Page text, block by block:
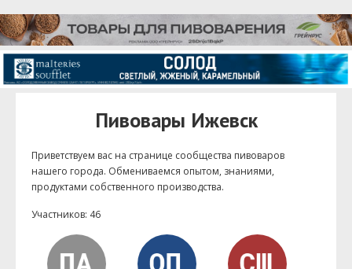
Пивовары Ижевск
Приветствуем ваc на странице сообщества пивоваров
нашего города. Обмениваемся опытом, знаниями,
продуктами собственного производства.
Участников: 46